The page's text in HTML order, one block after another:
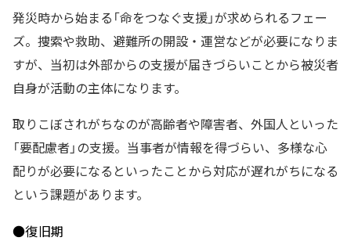
発災時から始まる「命をつなぐ支援」が求められるフェー
ズ。捜索や救助、避難所の開設・運営などが必要になりま
すが、当初は外部からの支援が届きづらいことから被災者
自身が活動の主体になります。
取りこぼされがちなのが高齢者や障害者、外国人といった
「要配慮者」の支援。当事者が情報を得づらい、多様な心
配りが必要になるといったことから対応が遅れがちになる
という課題があります。
●復旧期